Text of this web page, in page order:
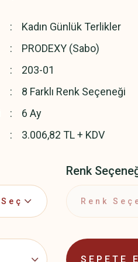
Kadın Günlük Terlikler
PRODEXY (Sabo)
203-01
8 Farklı Renk Seçeneği
6 Ay
3.006,82 TL + KDV
Renk
SEPETE